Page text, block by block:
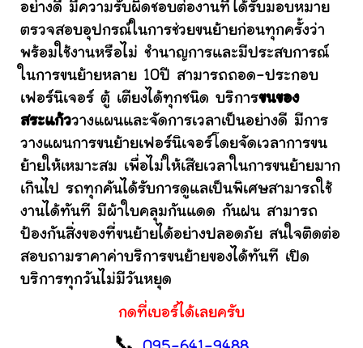
อย่างดี มีความรับผิดชอบต่องานที่ได้รับมอบหมาย
ตรวจสอบอุปกรณ์ในการช่วยขนย้ายก่อนทุกครั้งว่า
พร้อมใช้งานหรือไม่ ชำนาญการและมีประสบการณ์
ในการขนย้ายหลาย 10ปี สามารถถอด-ประกอบ
เฟอร์นิเจอร์ ตู้ เตียงได้ทุกชนิด บริการขนของ
สระแก้ววางแผนและจัดการเวลาเป็นอย่างดี มีการ
วางแผนการขนย้ายเฟอร์นิเจอร์โดยจัดเวลาการขน
ย้ายให้เหมาะสม เพื่อไม่ให้เสียเวลาในการขนย้ายมาก
เกินไป รถทุกคันได้รับการดูแลเป็นพิเศษสามารถใช้
งานได้ทันที มีผ้าใบคลุมกันแดด กันฝน สามารถ
ป้องกันสิ่งของที่ขนย้ายได้อย่างปลอดภัย สนใจติดต่อ
สอบถามราคาค่าบริการขนย้ายของได้ทันที เปิด
บริการทุกวันไม่มีวันหยุด
กดที่เบอร์ได้เลยครับ